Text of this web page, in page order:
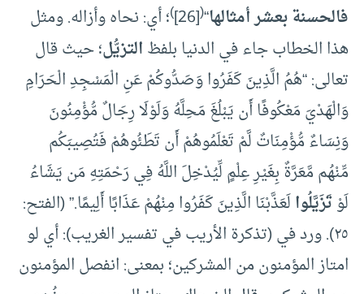
فالحسنة بعشر أمثالها“
(
[26]
)؛ أي: نحاه وأزاله. ومثل
هذا الخطاب جاء في الدنيا بلفظالتزيُّل؛ حيث قال
تعالى: “هُمُ الَّذِينَ كَفَرُوا وَصَدُّوكُمْ عَنِ الْمَسْجِدِ الْحَرَامِ
وَالْهَدْيَ مَعْكُوفًا أَن يَبْلُغَ مَحِلَّهُ وَلَوْلَا رِجَالٌ مُّؤْمِنُونَ
وَنِسَاءٌ مُّؤْمِنَاتٌ لَّمْ تَعْلَمُوهُمْ أَن تَطَئُوهُمْ فَتُصِيبَكُم
مِّنْهُم مَّعَرَّةٌ بِغَيْرِ عِلْمٍ لِّيُدْخِلَ اللَّهُ فِي رَحْمَتِهِ مَن يَشَاءُ
لَوْتَزَيَّلُوالَعَذَّبْنَا الَّذِينَ كَفَرُوا مِنْهُمْ عَذَابًا أَلِيمًا.” (الفتح:
٢٥). ورد في (تذكرة الأريب في تفسير الغريب): أي لو
امتاز المؤمنون من المشركين؛ بمعنى: انفصل المؤمنون